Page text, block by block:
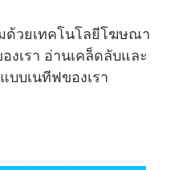
ด้วยเทคโนโลยีโฆษณา
เรา อ่านเคล็ดลับและ
บเนทีฟของเรา